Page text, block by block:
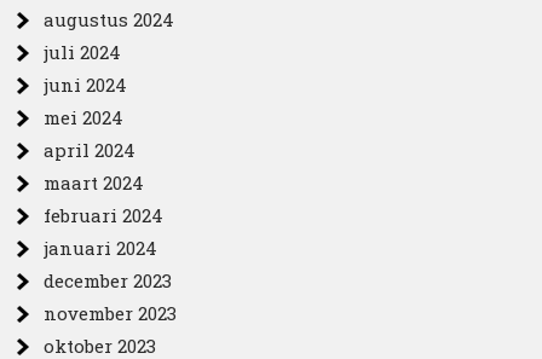
augustus 2024
juli 2024
juni 2024
mei 2024
april 2024
maart 2024
februari 2024
januari 2024
december 2023
november 2023
oktober 2023